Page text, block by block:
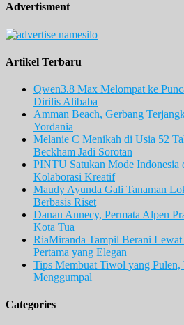
Advertisment
Artikel Terbaru
Qwen3.8 Max Melompat ke
Dirilis Alibaba
Amman Beach, Gerbang
Yordania
Melanie C Menikah di Usia 52
Beckham Jadi Sorotan
PINTU Satukan Mode Indonesia
Kolaborasi Kreatif
Maudy Ayunda Gali Tanaman
Berbasis Riset
Danau Annecy, Permata Alpen
Kota Tua
RiaMiranda Tampil Berani
Pertama yang Elegan
Tips Membuat Tiwol yang Pulen,
Menggumpal
Categories